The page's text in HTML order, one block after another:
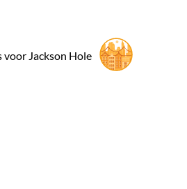
Jackson Hole